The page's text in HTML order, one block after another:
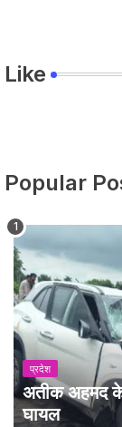
Like
Popular
प्रदेश
अतीक अहमद के
घायल